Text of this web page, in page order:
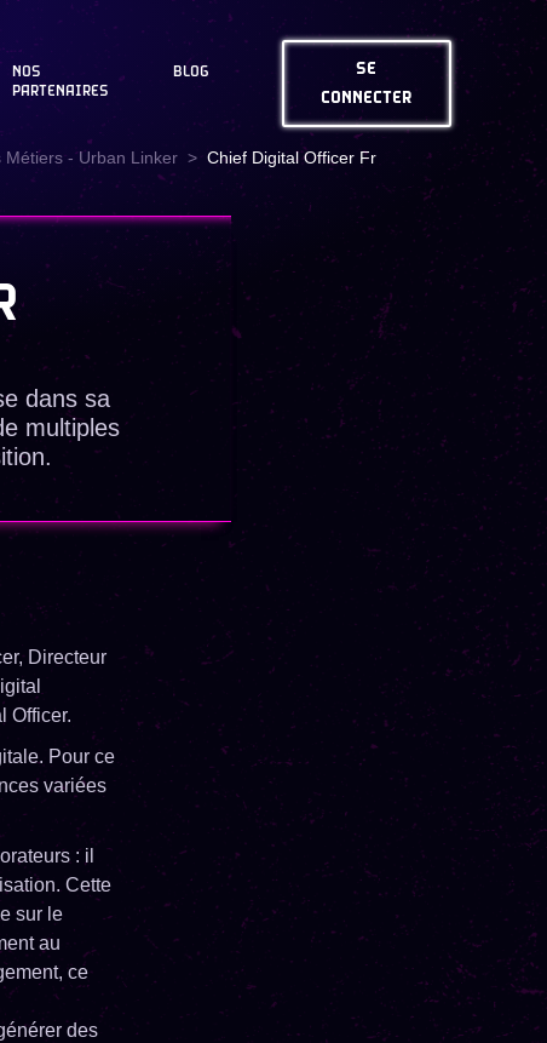
NOS
PARTENAIRES
BLOG
SE
CONNECTER
- Urban Linker Chief Digital Officer Fr
dans sa
multiples
Directeur
Officer.
Pour ce
variées
: il
Cette
sur le
au
ce
des